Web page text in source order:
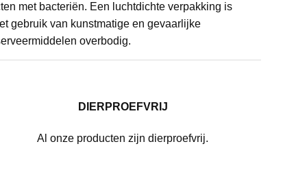
met bacteriën. Een luchtdichte verpakking is
gebruik van kunstmatige en gevaarlijke
overbodig.
DIERPROEFVRIJ
Al onze producten zijn dierproefvrij.